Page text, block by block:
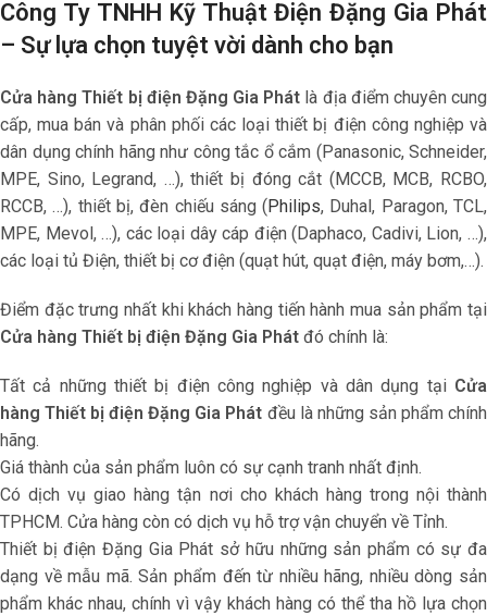
Công Ty TNHH Kỹ Thuật Điện Đặng Gia Phát
– Sự lựa chọn tuyệt vời dành cho bạn
Cửa hàng Thiết bị điện Đặng Gia Phát là địa điểm chuyên cung
cấp, mua bán và phân phối các loại thiết bị điện công nghiệp và
dân dụng chính hãng như công tắc ổ cắm (Panasonic, Schneider,
MPE, Sino, Legrand, …), thiết bị đóng cắt (MCCB, MCB, RCBO,
RCCB, …), thiết bị, đèn chiếu sáng ( Philips, Duhal, Paragon, TCL,
MPE, Mevol, …), các loại dây cáp điện (Daphaco, Cadivi, Lion, …),
các loại tủ Điện, thiết bị cơ điện (quạt hút, quạt điện, máy bơm,…).
Điểm đặc trưng nhất khi khách hàng tiến hành mua sản phẩm tại
Cửa hàng Thiết bị điện Đặng Gia Phát đó chính là:
Tất cả những thiết bị điện công nghiệp và dân dụng tại Cửa
hàng Thiết bị điện Đặng Gia Phát đều là những sản phẩm chính
hãng.
Giá thành của sản phẩm luôn có sự cạnh tranh nhất định.
Có dịch vụ giao hàng tận nơi cho khách hàng trong nội thành
TPHCM. Cửa hàng còn có dịch vụ hỗ trợ vận chuyển về Tỉnh.
Thiết bị điện Đặng Gia Phát sở hữu những sản phẩm có sự đa
dạng về mẫu mã. Sản phẩm đến từ nhiều hãng, nhiều dòng sản
phẩm khác nhau, chính vì vậy khách hàng có thể tha hồ lựa chọn